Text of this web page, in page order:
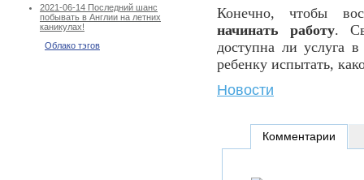
2021-06-14 Последний шанс
побывать в Англии на летних
каникулах!
Облако тэгов
Конечно, чтобы
начинать работу.
доступна ли услуга
ребенку испытать,
Новости
Комментарии